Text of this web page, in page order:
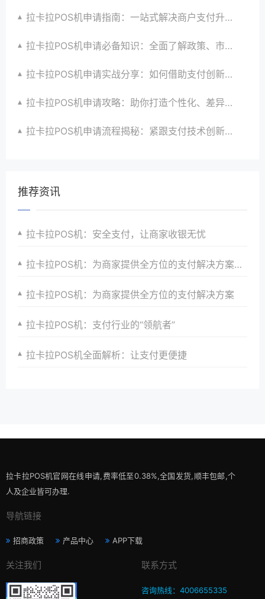
拉卡拉POS机申请指南：一站式解决商户支付升级、智能化与创新需求
拉卡拉POS机申请必备知识：全面了解政策、市场、技术与创新趋势
拉卡拉POS机申请实战分享：如何借助支付创新技术提升商户运营效益与效率
拉卡拉POS机申请攻略：助你打造个性化、差异化支付体验以提升竞争力
拉卡拉POS机申请流程揭秘：紧跟支付技术创新步伐，抢占市场先机
推荐资讯
拉卡拉POS机：安全支付，让商家收银无忧
拉卡拉POS机：为商家提供全方位的支付解决方案和服务
拉卡拉POS机：为商家提供全方位的支付解决方案
拉卡拉POS机：支付行业的“领航者”
拉卡拉POS机全面解析：让支付更便捷
拉卡拉POS机官网在线申请,费率低至0.38%,全国发货,顺丰包邮,个
人及企业皆可办理.
导航链接
招商政策 产品中心 APP下载
关注我们 联系方式
咨询热线：4006655335